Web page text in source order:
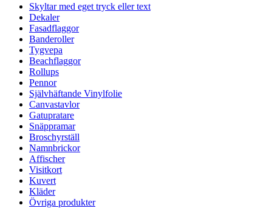
Skyltar med eget tryck eller text
Dekaler
Fasadflaggor
Banderoller
Tygvepa
Beachflaggor
Rollups
Pennor
Självhäftande Vinylfolie
Canvastavlor
Gatupratare
Snäppramar
Broschyrställ
Namnbrickor
Affischer
Visitkort
Kuvert
Kläder
Övriga produkter